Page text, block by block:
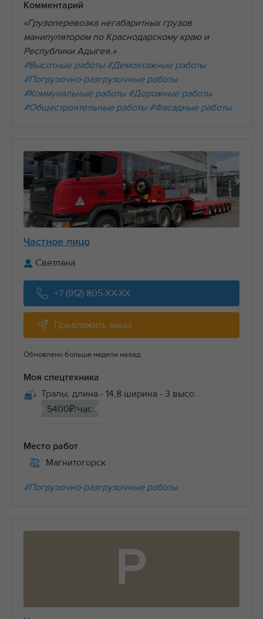
Комментарий
«Грузоперевозка негабаритных грузов
манипулятором по Краснодарскому краю и
Республики Адыгея.»
#Высотные работы #Демонтажные работы
#Погрузочно-разгрузочные работы
#Коммунальные работы #Дорожные работы
#Общестроительные работы #Фасадные работы
Частное лицо
Светлана
+7 (912) 805-XX-XX
Предложить заказ
Обновлено больше недели назад
Моя спецтехника
Тралы, длина - 14,8 ширина - 3 высо...
5400₽/час
Место работ
Магнитогорск
#Погрузочно-разгрузочные работы
Р